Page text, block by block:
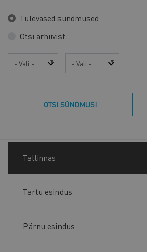
Tulevased sündmused
Otsi arhiivist
Aasta Kuu
OTSI SÜNDMUSI
Tallinnas
Tartu esindus
Pärnu esindus